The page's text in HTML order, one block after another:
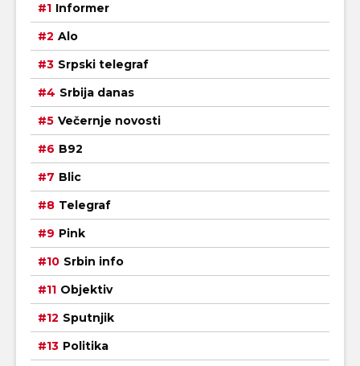
Informer
Alo
Srpski telegraf
Srbija danas
Večernje novosti
B92
Blic
Telegraf
Pink
Srbin info
Objektiv
Sputnjik
Politika